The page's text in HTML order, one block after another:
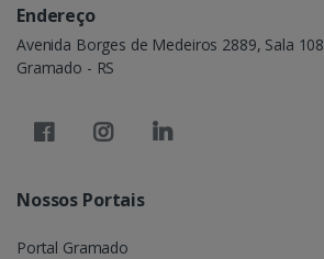
Endereço
Avenida Borges de Medeiros 2889, Sala 108
Gramado - RS
Nossos Portais
Portal Gramado